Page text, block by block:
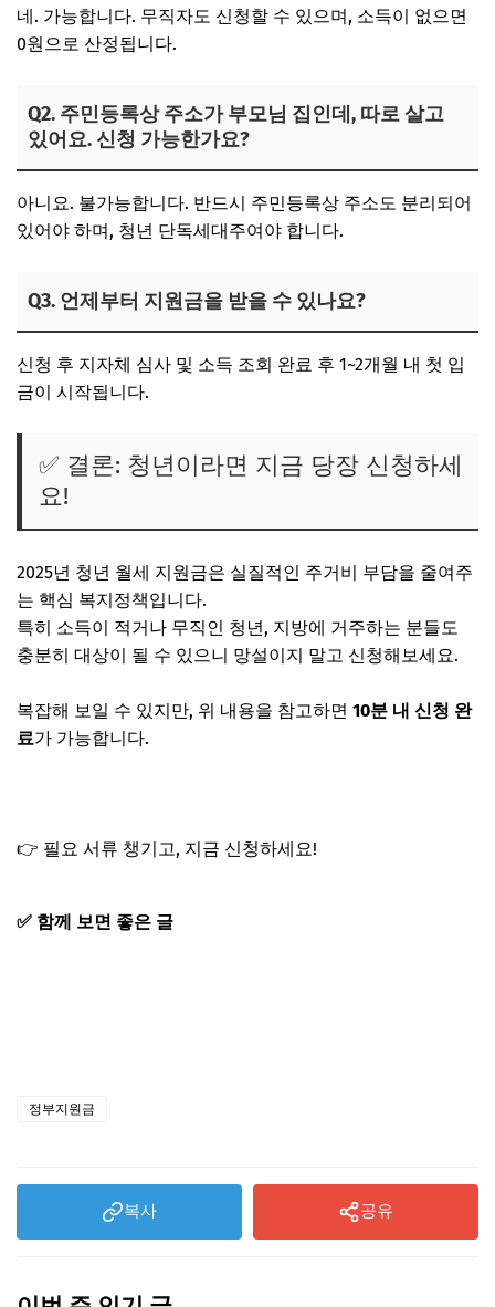
네. 가능합니다. 무직자도 신청할 수 있으며, 소득이 없으면
0원으로 산정됩니다.
Q2. 주민등록상 주소가 부모님 집인데, 따로 살고
있어요. 신청 가능한가요?
아니요. 불가능합니다. 반드시 주민등록상 주소도 분리되어
있어야 하며, 청년 단독세대주여야 합니다.
Q3. 언제부터 지원금을 받을 수 있나요?
신청 후 지자체 심사 및 소득 조회 완료 후 1~2개월 내 첫 입
금이 시작됩니다.
✅ 결론: 청년이라면 지금 당장 신청하세
요!
2025년 청년 월세 지원금은 실질적인 주거비 부담을 줄여주
는 핵심 복지정책입니다.
특히 소득이 적거나 무직인 청년, 지방에 거주하는 분들도
충분히 대상이 될 수 있으니 망설이지 말고 신청해보세요.
복잡해 보일 수 있지만, 위 내용을 참고하면 10분 내 신청 완
료가 가능합니다.
👉 필요 서류 챙기고, 지금 신청하세요!
✅ 함께 보면 좋은 글
정부지원금
복사 공유